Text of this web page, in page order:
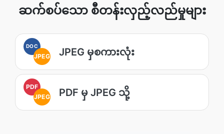
ဆက်စပ်သော စီတန်းလှည့်လည်မှုများ
DOC
JPEG JPEG မှစကားလုံး
PDF
JPEG
PDF မှ JPEG သို့